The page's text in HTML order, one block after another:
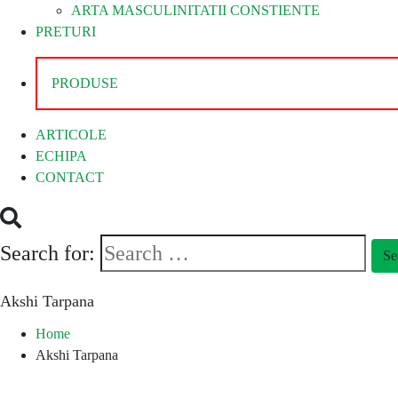
ARTA MASCULINITATII CONSTIENTE
PRETURI
PRODUSE
ARTICOLE
ECHIPA
CONTACT
Search for:
Akshi Tarpana
Home
Akshi Tarpana